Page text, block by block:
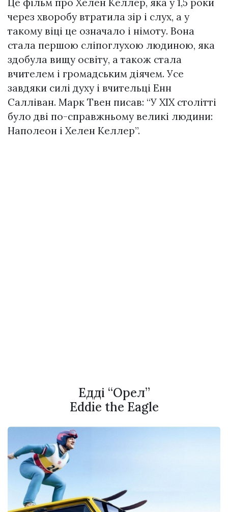
через хворобу втратила зір і слух, а у
такому віці це означало і німоту. Вона
стала першою сліпоглухою людиною, яка
здобула вищу освіту, а також стала
вчителем і громадським діячем. Усе
завдяки силі духу і вчительці Енн
Салліван. Марк Твен писав: “У XIX столітті
було дві по-справжньому великі людини:
Наполеон і Хелен Келлер”.
Едді “Орел”
Eddie the Eagle